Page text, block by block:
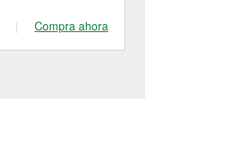
| Compra ahora